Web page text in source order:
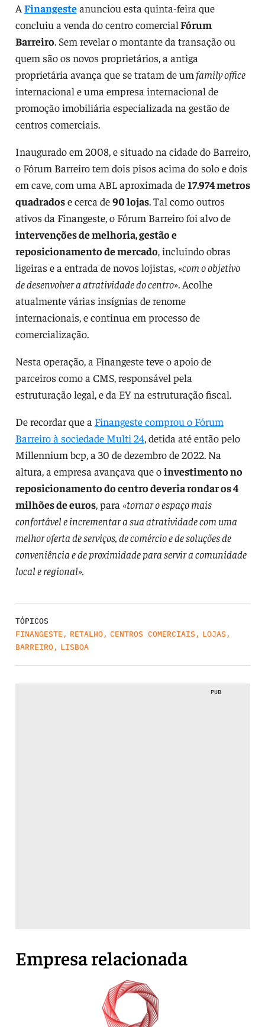
A Finangesteanunciou esta quinta-feira que
concluiu a venda do centro comercialFórum
Barreiro. Sem revelar o montante da transação ou
quem são os novos proprietários, a antiga
proprietária avança que se tratam de um family office
internacional e uma empresa internacional de
promoção imobiliária especializada na gestão de
centros comerciais.
Inaugurado em 2008, e situado na cidade do Barreiro,
o Fórum Barreiro tem dois pisos acima do solo e dois
em cave, com uma ABL aproximada de17.974 metros
quadradose cerca de90 lojas. Tal como outros
ativos da Finangeste, o Fórum Barreiro foi alvo de
intervenções de melhoria, gestão e
reposicionamento de mercado, incluindo obras
ligeiras e a entrada de novos lojistas, «com o objetivo
de desenvolver a atratividade do centro». Acolhe
atualmente várias insígnias de renome
internacionais, e continua em processo de
comercialização.
Nesta operação, a Finangeste teve o apoio de
parceiros como a CMS, responsável pela
estruturação legal, e da EY na estruturação fiscal.
De recordar que a Finangeste comprou o Fórum
Barreiro à sociedade Multi 24, detida até então pelo
Millennium bcp, a 30 de dezembro de 2022. Na
altura, a empresa avançava que oinvestimento no
reposicionamento do centro deveria rondar os 4
milhões de euros, para «tornar o espaço mais
confortável e incrementar a sua atratividade com uma
melhor oferta de serviços, de comércio e de soluções de
conveniência e de proximidade para servir a comunidade
local e regional».
TÓPICOS
FINANGESTE , RETALHO, CENTROS COMERCIAIS , LOJAS ,
BARREIRO, LISBOA
PUB
Empresa relacionada